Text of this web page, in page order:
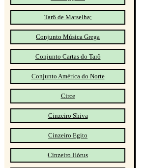
Tarô de Marselha;
Conjunto Música Grega
Conjunto Cartas do Tarô
Conjunto América do Norte
Circe
Cinzeiro Shiva
Cinzeiro Egito
Cinzeiro Hórus